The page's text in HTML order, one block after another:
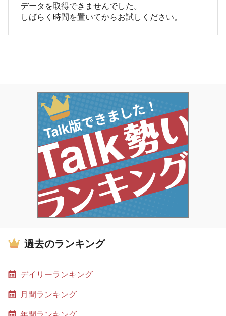
データを取得できませんでした。
しばらく時間を置いてからお試しください。
過去のランキング
デイリーランキング
月間ランキング